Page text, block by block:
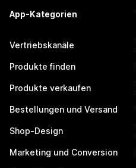
App-Kategorien
Vertriebskanäle
Produkte finden
Produkte verkaufen
Bestellungen und Versand
Shop-Design
Marketing und Conversion